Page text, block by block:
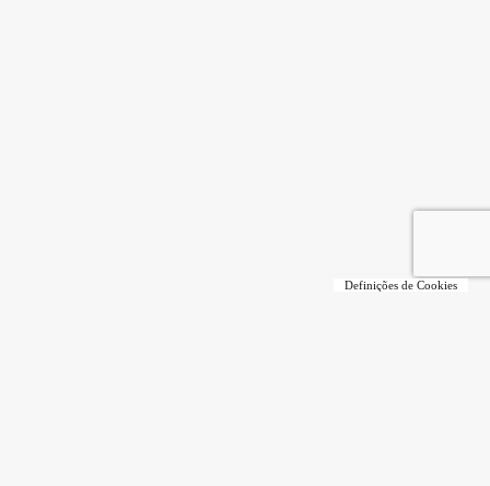
Definições de Cookies